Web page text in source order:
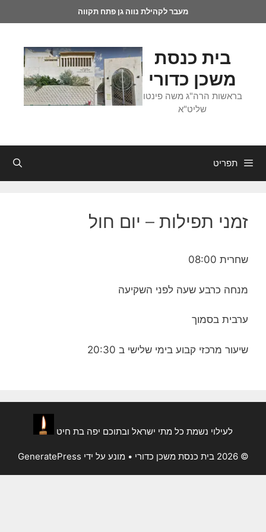
מעבר לקהילת נווה גן פתח תקווה
בית כנסת
משכן כדורי
בראשות הרה"ג משה פינטו
שליט"א
תפריט
זמני תפילות – יום חול
שחרית 08:00
מנחה כרבע שעה לפני השקיעה
ערבית בסמוך
שיעור מרכזי קבוע בימי שלישי ב 20:30
לעילוי נשמת כל מתי ישראל ובתוכם יפה בת חיט
© 2026 בית כנסת משכן כדורי • מונע על ידי GeneratePress